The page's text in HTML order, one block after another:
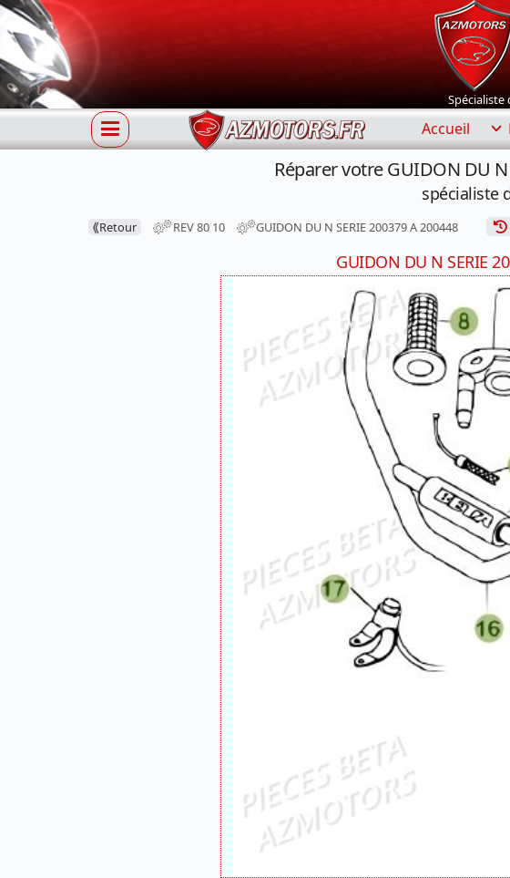
Accueil
Réparer votre GUIDON DU N
spécialiste
⟪Retour REV 80 10 GUIDON DU N SERIE 200379 A 200448
GUIDON DU N SERIE